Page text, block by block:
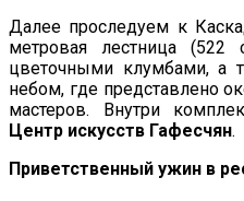
Далее проследуем к
метровая лестница (522
цветочными клумбами, а
небом, где представлено
мастеров. Внутри
Центр искусств Гафесчян.
Приветственный ужин в